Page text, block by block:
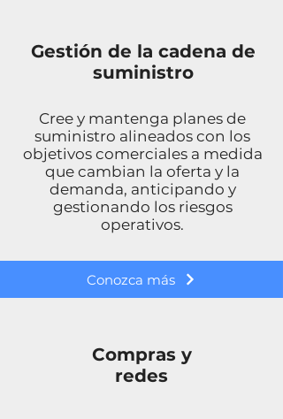
Gestión de la cadena de
suministro
Cree y mantenga planes de
suministro alineados con los
objetivos comerciales a medida
que cambian la oferta y la
demanda, anticipando y
gestionando los riesgos
operativos.
Conozca más
Compras y
redes